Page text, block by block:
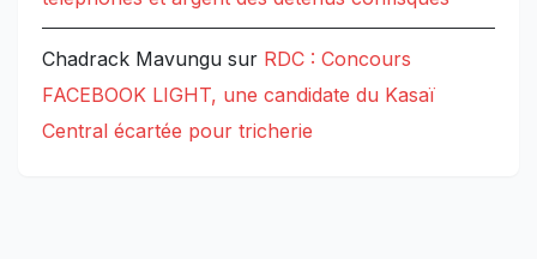
Chadrack Mavungu sur RDC : Concours
FACEBOOK LIGHT, une candidate du Kasaï
Central écartée pour tricherie